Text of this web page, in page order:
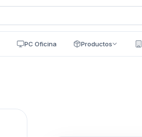
PC Oficina Productos